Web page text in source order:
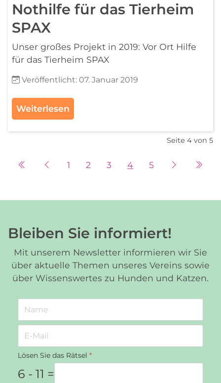
Nothilfe für das Tierheim
SPAX
Unser großes Projekt in 2019: Vor Ort Hilfe
für das Tierheim SPAX
Details
Veröffentlicht: 07. Januar 2019
Weiterlesen
Seite 4 von 5
1 2 3 4 5
Bleiben Sie informiert!
Mit unserem Newsletter informieren wir Sie
über aktuelle Themen unseres Vereins sowie
über Wissenswertes zu Hunden und Katzen.
Lösen Sie das Rätsel *
6 - 11 =